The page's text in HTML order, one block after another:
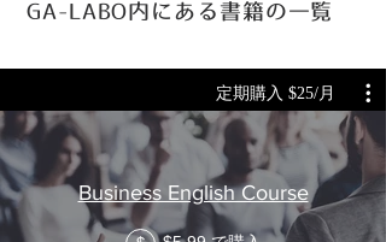
GA-LABO内にある書籍の一覧
定期購入 $25/月
Business English Course